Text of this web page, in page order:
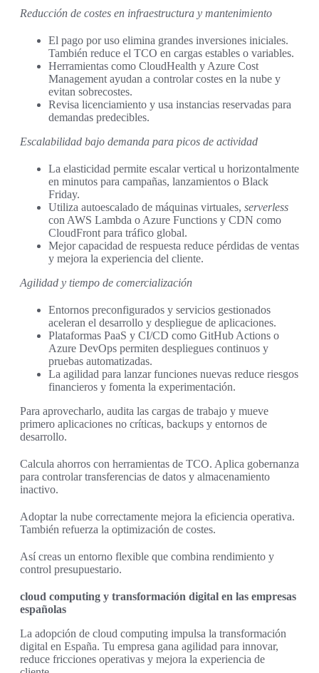
Reducción de costes en infraestructura y mantenimiento
El pago por uso elimina grandes inversiones iniciales.
También reduce el TCO en cargas estables o variables.
Herramientas como CloudHealth y Azure Cost
Management ayudan a controlar costes en la nube y
evitan sobrecostes.
Revisa licenciamiento y usa instancias reservadas para
demandas predecibles.
Escalabilidad bajo demanda para picos de actividad
La elasticidad permite escalar vertical u horizontalmente
en minutos para campañas, lanzamientos o Black
Friday.
Utiliza autoescalado de máquinas virtuales, serverless
con AWS Lambda o Azure Functions y CDN como
CloudFront para tráfico global.
Mejor capacidad de respuesta reduce pérdidas de ventas
y mejora la experiencia del cliente.
Agilidad y tiempo de comercialización
Entornos preconfigurados y servicios gestionados
aceleran el desarrollo y despliegue de aplicaciones.
Plataformas PaaS y CI/CD como GitHub Actions o
Azure DevOps permiten despliegues continuos y
pruebas automatizadas.
La agilidad para lanzar funciones nuevas reduce riesgos
financieros y fomenta la experimentación.
Para aprovecharlo, audita las cargas de trabajo y mueve
primero aplicaciones no críticas, backups y entornos de
desarrollo.
Calcula ahorros con herramientas de TCO. Aplica gobernanza
para controlar transferencias de datos y almacenamiento
inactivo.
Adoptar la nube correctamente mejora la eficiencia operativa.
También refuerza la optimización de costes.
Así creas un entorno flexible que combina rendimiento y
control presupuestario.
cloud computing y transformación digital en las empresas
españolas
La adopción de cloud computing impulsa la transformación
digital en España. Tu empresa gana agilidad para innovar,
reduce fricciones operativas y mejora la experiencia de